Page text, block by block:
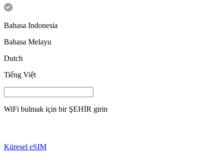
Bahasa Indonesia
Bahasa Melayu
Dutch
Tiếng Việt
WiFi bulmak için bir ŞEHİR girin
Küresel eSIM